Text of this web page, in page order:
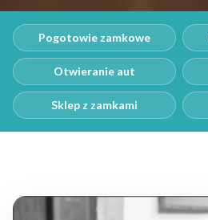
Pogotowie zamkowe
Otwieranie aut
Sklep z zamkami